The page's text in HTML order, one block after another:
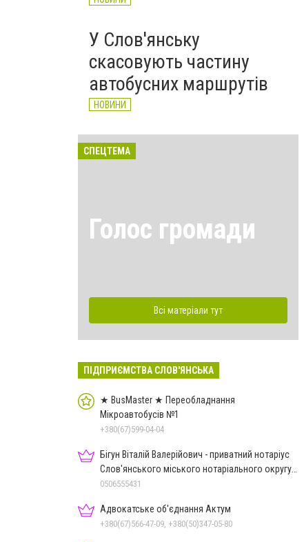
У Слов'янську
скасовують частину
автобусних маршрутів
НОВИНИ
СПЕЦТЕМА
Голос громади
Всі матеріали тут
ПІДПРИЄМСТВА СЛОВ'ЯНСЬКА
★ BusMaster ★ Переобладнання
Мікроавтобусів №1
+380(67)599-04-04
Бігун Віталій Валерійович - приватний нотаріус
Слов'янського міського нотаріального округу
Дон.обл.
0506555431
Адвокатське об'єднання Актум
+380(67)566-47-09, +380(50)347-05-80